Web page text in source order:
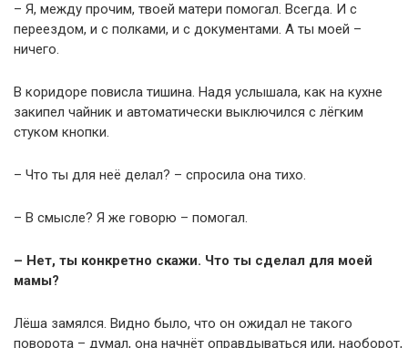
– Я, между прочим, твоей матери помогал. Всегда. И с
переездом, и с полками, и с документами. А ты моей –
ничего.
В коридоре повисла тишина. Надя услышала, как на кухне
закипел чайник и автоматически выключился с лёгким
стуком кнопки.
– Что ты для неё делал? – спросила она тихо.
– В смысле? Я же говорю – помогал.
– Нет, ты конкретно скажи. Что ты сделал для моей
мамы?
Лёша замялся. Видно было, что он ожидал не такого
поворота – думал, она начнёт оправдываться или, наоборот,